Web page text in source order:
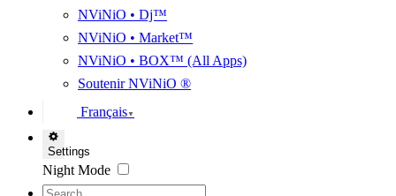
NViNiO • Dj™
NViNiO • Market™
NViNiO • BOX™ (All Apps)
Soutenir NViNiO ®
Français ▼
Settings
Night Mode